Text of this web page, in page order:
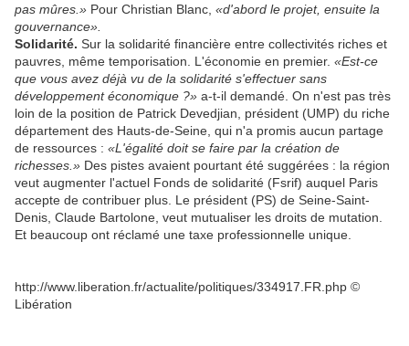
pas mûres.» Pour Christian Blanc, «d'abord le projet, ensuite la
gouvernance».
Solidarité. Sur la solidarité financière entre collectivités riches et
pauvres, même temporisation. L'économie en premier. «Est-ce
que vous avez déjà vu de la solidarité s'effectuer sans
développement économique ?» a-t-il demandé. On n'est pas très
loin de la position de Patrick Devedjian, président (UMP) du riche
département des Hauts-de-Seine, qui n'a promis aucun partage
de ressources : «L'égalité doit se faire par la création de
richesses.» Des pistes avaient pourtant été suggérées : la région
veut augmenter l'actuel Fonds de solidarité (Fsrif) auquel Paris
accepte de contribuer plus. Le président (PS) de Seine-Saint-
Denis, Claude Bartolone, veut mutualiser les droits de mutation.
Et beaucoup ont réclamé une taxe professionnelle unique.
http://www.liberation.fr/actualite/politiques/334917.FR.php ©
Libération